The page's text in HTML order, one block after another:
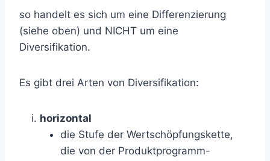
so handelt es sich um eine Differenzierung
(siehe oben) und NICHT um eine
Diversifikation.
Es gibt drei Arten von Diversifikation:
horizontal
die Stufe der Wertschöpfungskette,
die von der Produktprogramm-